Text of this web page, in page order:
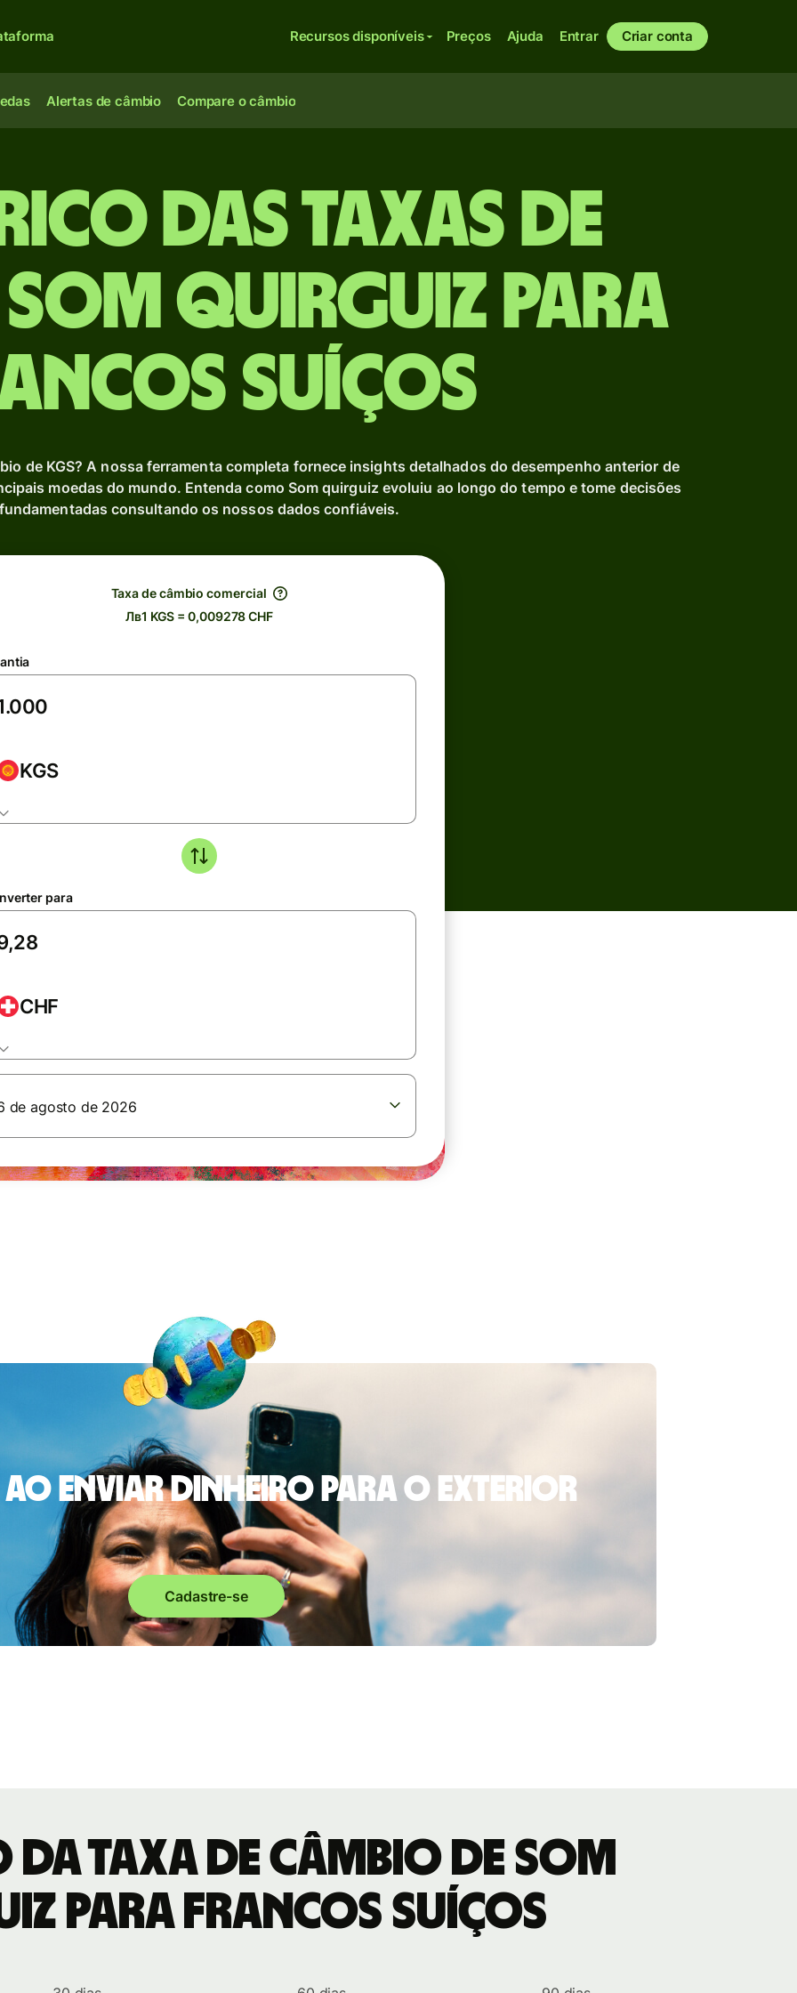
Recursos disponíveis Preços Ajuda Entrar Criar conta
Alertas de câmbio Compare o câmbio
das taxas de
quirguiz para
suíços
de KGS? A nossa ferramenta completa fornece insights detalhados do desempenho anterior de
moedas do mundo. Entenda como Som quirguiz evoluiu ao longo do tempo e tome decisões
consultando os nossos dados confiáveis.
Taxa de câmbio comercial
Лв1 KGS = 0,009278 CHF
KGS
para
CHF
de agosto de 2026
ao enviar dinheiro para o exterior
Cadastre-se
taxa de câmbio de Som
para Francos suíços